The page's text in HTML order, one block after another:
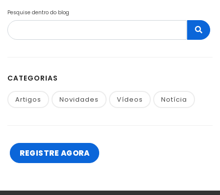
Pesquise dentro do blog
CATEGORIAS
Artigos Novidades Vídeos Notícia
REGISTRE AGORA